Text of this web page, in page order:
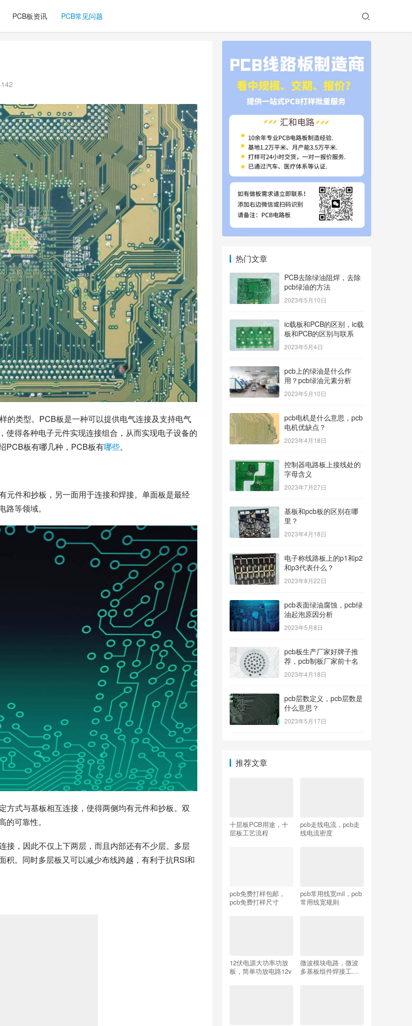
PCB板资讯 PCB常见问题
的类型。PCB板是一种可以提供电气连接及支持电气
得各种电子元件实现连接组合，从而实现电子设备的
PCB板有哪几种，PCB板有哪些。
元件和抄板，另一面用于连接和焊接。单面板是最经
等领域。
方式与基板相互连接，使得两侧均有元件和抄板。双
可靠性。
接，因此不仅上下两层，而且内部还有不少层。多层
。同时多层板又可以减少布线跨越，有利于抗RSI和
热门文章
PCB去除绿油阻焊，去除
pcb绿油的方法
2023年5月10日
ic载板和PCB的区别，ic载
板和PCB的区别与联系
2023年5月4日
pcb上的绿油是什么作
用？pcb绿油元素分析
2023年5月10日
pcb电机是什么意思，pcb
电机优缺点？
2023年4月18日
控制器电路板上接线处的
字母含义
2023年7月27日
基板和pcb板的区别在哪
里？
2023年4月18日
电子称线路板上的p1和p2
和p3代表什么？
2023年8月22日
pcb表面绿油腐蚀，pcb绿
油起泡原因分析
2023年5月8日
pcb板生产厂家好牌子推
荐，pcb制板厂家前十名
2023年4月18日
pcb层数定义，pcb层数是
什么意思？
2023年5月17日
推荐文章
十层板PCB用途，十
层板工艺流程
pcb走线电流，pcb走
线电流密度
pcb免费打样包邮，
pcb免费打样尺寸
pcb常用线宽mil，pcb
常用线宽规则
12伏电源大功率功放
板，简单功放电路12v
微波模块电路，微波
多基板组件焊接工艺